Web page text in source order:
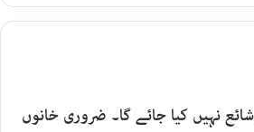
نہیں کیا جائے گا۔ ضروری خانوں